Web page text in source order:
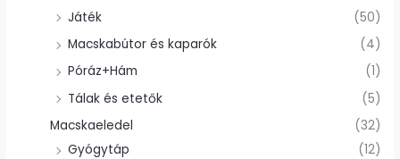
Játék
(50)
Macskabútor és kaparók
(4)
Póráz+Hám
(1)
Tálak és etetők
(5)
Macskaeledel
(32)
Gyógytáp
(12)